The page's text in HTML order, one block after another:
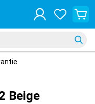
Beige